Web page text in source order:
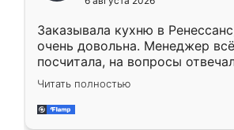
мебели буду заказывать
Заказывала кухню в
очень довольна. Менеджер
посчитала, на вопросы
Замерщик приехал в субботу,
делу со всей
за день, ребята работали
Читать полностью